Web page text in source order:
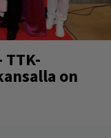
TTK-
on